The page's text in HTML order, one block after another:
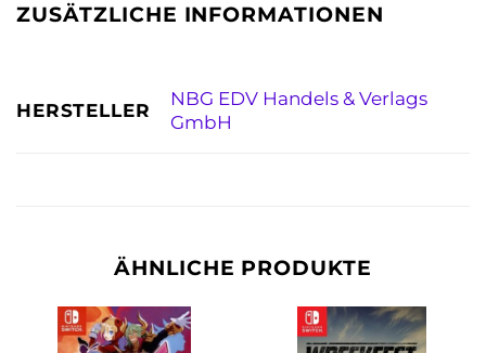
ZUSÄTZLICHE INFORMATIONEN
HERSTELLER
NBG EDV Handels & Verlags
GmbH
ÄHNLICHE PRODUKTE